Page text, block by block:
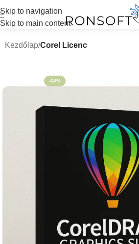
Skip to navigation
Skip to main content
Kezdőlap Corel Licenc
-64%